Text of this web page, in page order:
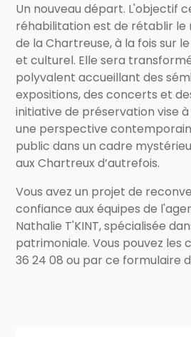
Un nouveau départ. L'objectif
réhabilitation est de rétablir le
de la Chartreuse, à la fois sur
et culturel. Elle sera
polyvalent accueillant des
expositions, des concerts et
initiative de préservation vise
une perspective
public dans un cadre
aux Chartreux d’autrefois.
Vous avez un projet de
confiance aux équipes de
Nathalie T'KINT, spécialisée
patrimoniale. Vous pouvez les
36 24 08 ou par ce formulaire